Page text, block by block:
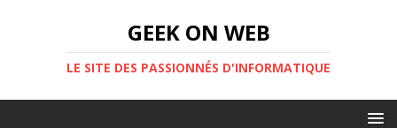
GEEK ON WEB
LE SITE DES PASSIONNÉS D'INFORMATIQUE